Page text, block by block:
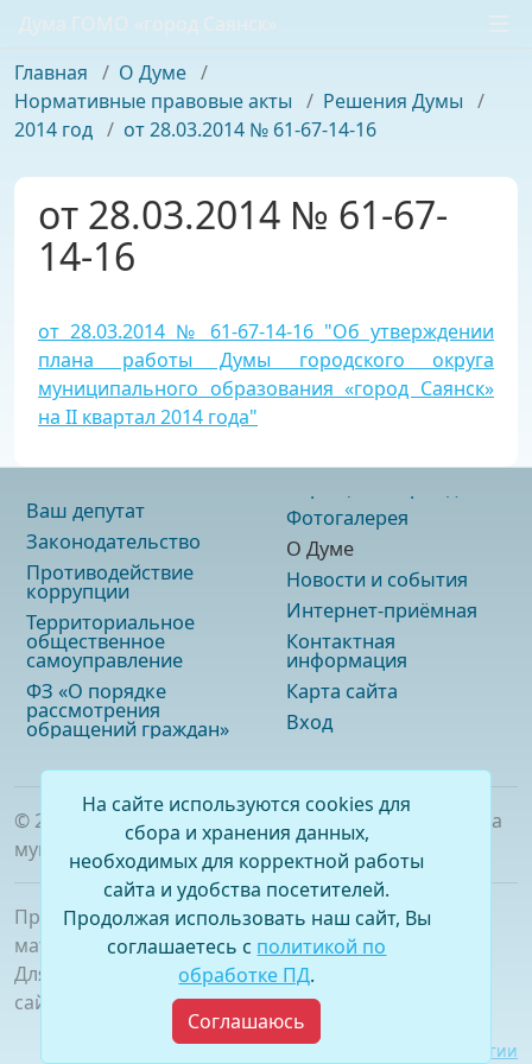
Дума ГОМО «город Саянск»
Главная / О Думе /
Нормативные правовые акты / Решения Думы /
2014 год / от 28.03.2014 № 61-67-14-16
от 28.03.2014 № 61-67-
14-16
от 28.03.2014 № 61-67-14-16 "Об утверждении
плана работы Думы городского округа
муниципального образования «город Саянск»
на II квартал 2014 года"
Ваш депутат
Законодательство
Противодействие
коррупции
Территориальное
общественное
самоуправление
ФЗ «О порядке
рассмотрения
обращений граждан»
Фотогалерея
О Думе
Новости и события
Интернет-приёмная
Контактная
информация
Карта сайта
Вход
© 2026
. Официальный сайт Думы городского округа
муниципального образования «город Саянск»
При полном или частичном использовании
материалов ссылка на сайт обязательна.
Для сетевых изданий обязательна гиперссылка на
сайт –
www.dumasayansk.ru
Разработка сайта: Виртуальные технологии
На сайте используются cookies для
сбора и хранения данных,
необходимых для корректной работы
сайта и удобства посетителей.
Продолжая использовать наш сайт, Вы
соглашаетесь с политикой по
обработке ПД.
Соглашаюсь